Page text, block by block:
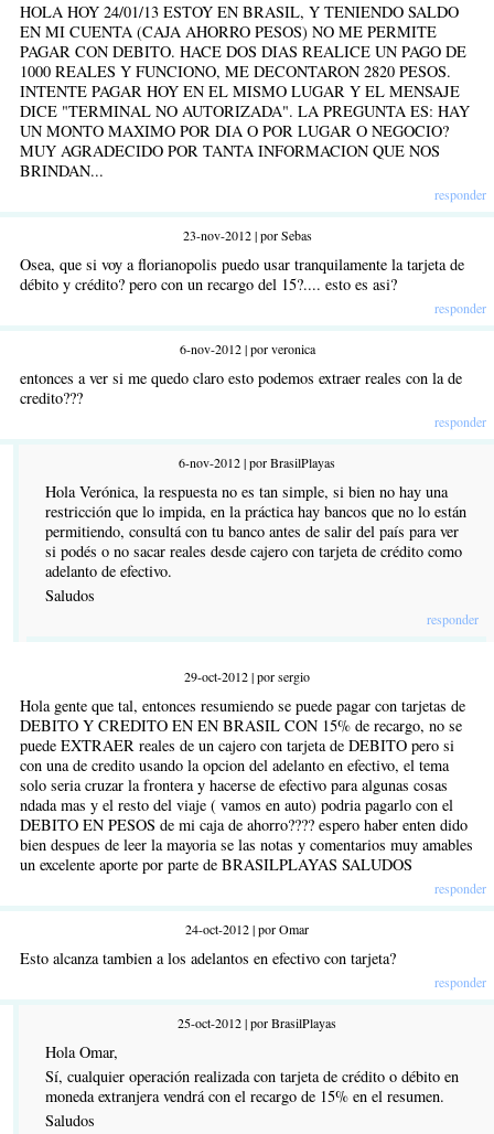
HOLA HOY 24/01/13 ESTOY EN BRASIL, Y TENIENDO SALDO
EN MI CUENTA (CAJA AHORRO PESOS) NO ME PERMITE
PAGAR CON DEBITO. HACE DOS DIAS REALICE UN PAGO DE
1000 REALES Y FUNCIONO, ME DECONTARON 2820 PESOS.
INTENTE PAGAR HOY EN EL MISMO LUGAR Y EL MENSAJE
DICE "TERMINAL NO AUTORIZADA". LA PREGUNTA ES: HAY
UN MONTO MAXIMO POR DIA O POR LUGAR O NEGOCIO?
MUY AGRADECIDO POR TANTA INFORMACION QUE NOS
BRINDAN...
responder
23-nov-2012 | por Sebas
Osea, que si voy a florianopolis puedo usar tranquilamente la tarjeta de
débito y crédito? pero con un recargo del 15?.... esto es asi?
responder
6-nov-2012 | por veronica
entonces a ver si me quedo claro esto podemos extraer reales con la de
credito???
responder
6-nov-2012 | por BrasilPlayas
Hola Verónica, la respuesta no es tan simple, si bien no hay una
restricción que lo impida, en la práctica hay bancos que no lo están
permitiendo, consultá con tu banco antes de salir del país para ver
si podés o no sacar reales desde cajero con tarjeta de crédito como
adelanto de efectivo.
Saludos
responder
29-oct-2012 | por sergio
Hola gente que tal, entonces resumiendo se puede pagar con tarjetas de
DEBITO Y CREDITO EN EN BRASIL CON 15% de recargo, no se
puede EXTRAER reales de un cajero con tarjeta de DEBITO pero si
con una de credito usando la opcion del adelanto en efectivo, el tema
solo seria cruzar la frontera y hacerse de efectivo para algunas cosas
ndada mas y el resto del viaje ( vamos en auto) podria pagarlo con el
DEBITO EN PESOS de mi caja de ahorro???? espero haber enten dido
bien despues de leer la mayoria se las notas y comentarios muy amables
un excelente aporte por parte de BRASILPLAYAS SALUDOS
responder
24-oct-2012 | por Omar
Esto alcanza tambien a los adelantos en efectivo con tarjeta?
responder
25-oct-2012 | por BrasilPlayas
Hola Omar,
Sí, cualquier operación realizada con tarjeta de crédito o débito en
moneda extranjera vendrá con el recargo de 15% en el resumen.
Saludos